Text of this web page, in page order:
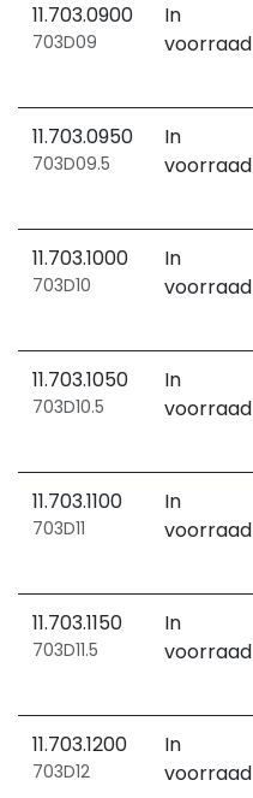
11.703.0900
703D09
In
voorraad
11.703.0950
703D09.5
In
voorraad
11.703.1000
703D10
In
voorraad
11.703.1050
703D10.5
In
voorraad
11.703.1100
703D11
In
voorraad
11.703.1150
703D11.5
In
voorraad
11.703.1200
703D12
In
voorraad